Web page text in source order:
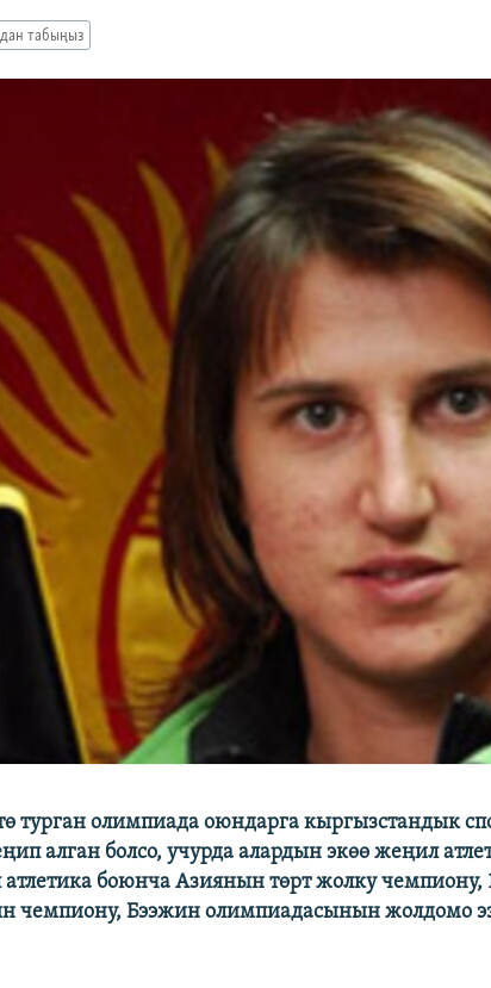
табыңыз
турган олимпиада оюндарга кыргызстандык
алган болсо, учурда алардын экөө жеңил
боюнча Азиянын төрт жолку чемпиону,
чемпиону, Бээжин олимпиадасынын жолдомо